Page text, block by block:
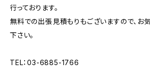
行っております。
無料での出張見積もりもございますので、お
下さい。
TEL：03-6885-1766